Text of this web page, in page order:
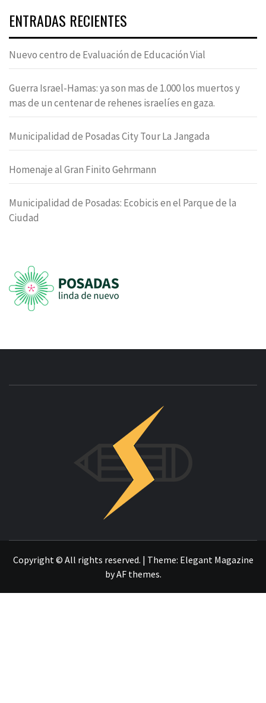
ENTRADAS RECIENTES
Nuevo centro de Evaluación de Educación Vial
Guerra Israel-Hamas: ya son mas de 1.000 los muertos y
mas de un centenar de rehenes israelíes en gaza.
Municipalidad de Posadas City Tour La Jangada
Homenaje al Gran Finito Gehrmann
Municipalidad de Posadas: Ecobicis en el Parque de la
Ciudad
Copyright © All rights reserved. | Theme: Elegant Magazine
byAF themes.